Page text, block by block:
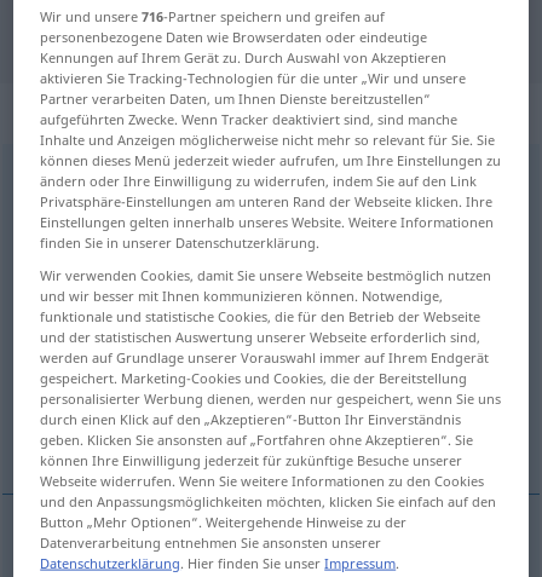
"behavior" Deutsch Übersetzung
„behavior“
behavior,behaviour [biˈheivjə(r)]sbesonders BR
Übersicht aller Übersetzungen
(Für mehr Details die Übersetzung anklicken/antippen)
Benehmen, Betragen, Verhalten
Verhalten, Reaktion, Reaktivität
Verlauf, Verhalten
Benehmenn behavior
Wir und unsere716-Partner speichern und greifen auf
personenbezogene Daten wie Browserdaten oder eindeutige
Kennungen auf Ihrem Gerät zu. Durch Auswahl von Akzeptieren
aktivieren Sie Tracking-Technologien für die unter „Wir und unsere
Partner verarbeiten Daten, um Ihnen Dienste bereitzustellen“
aufgeführten Zwecke. Wenn Tracker deaktiviert sind, sind manche
Inhalte und Anzeigen möglicherweise nicht mehr so relevant für Sie. Sie
können dieses Menü jederzeit wieder aufrufen, um Ihre Einstellungen zu
ändern oder Ihre Einwilligung zu widerrufen, indem Sie auf den Link
Privatsphäre-Einstellungen am unteren Rand der Webseite klicken. Ihre
Einstellungen gelten innerhalb unseres Website. Weitere Informationen
finden Sie in unserer Datenschutzerklärung.
Wir verwenden Cookies, damit Sie unsere Webseite bestmöglich nutzen
und wir besser mit Ihnen kommunizieren können. Notwendige,
funktionale und statistische Cookies, die für den Betrieb der Webseite
und der statistischen Auswertung unserer Webseite erforderlich sind,
werden auf Grundlage unserer Vorauswahl immer auf Ihrem Endgerät
gespeichert. Marketing-Cookies und Cookies, die der Bereitstellung
personalisierter Werbung dienen, werden nur gespeichert, wenn Sie uns
durch einen Klick auf den „Akzeptieren“-Button Ihr Einverständnis
geben. Klicken Sie ansonsten auf „Fortfahren ohne Akzeptieren“. Sie
können Ihre Einwilligung jederzeit für zukünftige Besuche unserer
Webseite widerrufen. Wenn Sie weitere Informationen zu den Cookies
und den Anpassungsmöglichkeiten möchten, klicken Sie einfach auf den
Button „Mehr Optionen“. Weitergehende Hinweise zu der
Datenverarbeitung entnehmen Sie ansonsten unserer
Datenschutzerklärung. Hier finden Sie unserImpressum.